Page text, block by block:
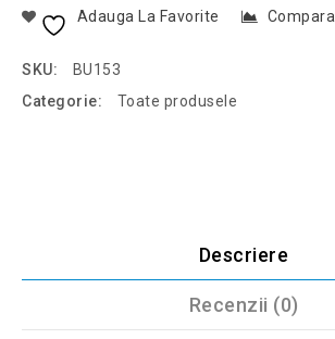
Adauga La Favorite Compara
SKU:
BU153
Categorie:
Toate produsele
Descriere
Recenzii (0)